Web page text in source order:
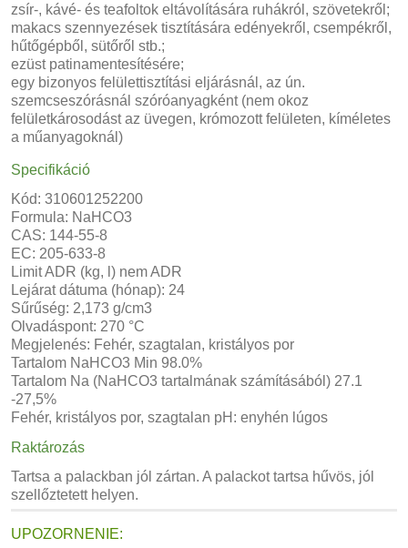
zsír-, kávé- és teafoltok eltávolítására ruhákról, szövetekről;
makacs szennyezések tisztítására edényekről, csempékről,
hűtőgépből, sütőről stb.;
ezüst patinamentesítésére;
egy bizonyos felülettisztítási eljárásnál, az ún.
szemcseszórásnál szóróanyagként (nem okoz
felületkárosodást az üvegen, krómozott felületen, kíméletes
a műanyagoknál)
Specifikáció
Kód: 310601252200
Formula: NaHCO3
CAS: 144-55-8
EC: 205-633-8
Limit ADR (kg, l) nem ADR
Lejárat dátuma (hónap): 24
Sűrűség: 2,173 g/cm3
Olvadáspont: 270 °C
Megjelenés: Fehér, szagtalan, kristályos por
Tartalom NaHCO3 Min 98.0%
Tartalom Na (NaHCO3 tartalmának számításából) 27.1
-27,5%
Fehér, kristályos por, szagtalan pH: enyhén lúgos
Raktározás
Tartsa a palackban jól zártan. A palackot tartsa hűvös, jól
szellőztetett helyen.
UPOZORNENIE: